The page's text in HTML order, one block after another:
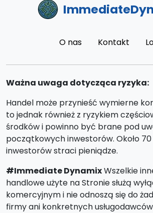
O nas Kontakt
Ważna uwaga dotycząca ryzyka:
Handel może przynieść wymierne
to jednak również z ryzykiem
środków i powinno być brane pod
początkowych inwestorów. Około
inwestorów straci pieniądze.
#Immediate DynamixWszelkie
handlowe użyte na Stronie służą
komercyjnym i nie odnoszą się do
firmy ani konkretnych